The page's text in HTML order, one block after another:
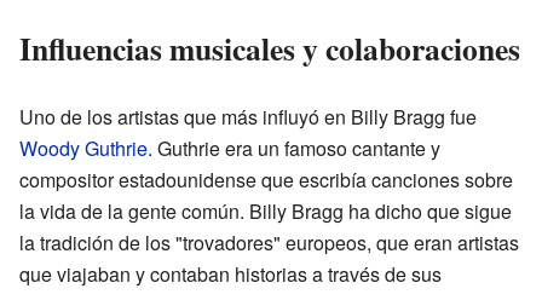
Influencias musicales y colaboraciones
Uno de los artistas que más influyó en Billy Bragg fue
Woody Guthrie. Guthrie era un famoso cantante y
compositor estadounidense que escribía canciones sobre
la vida de la gente común. Billy Bragg ha dicho que sigue
la tradición de los "trovadores" europeos, que eran artistas
que viajaban y contaban historias a través de sus